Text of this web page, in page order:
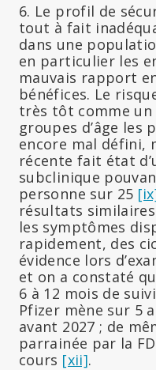
6. Le profil de
tout à fait
dans une
en particulier les
mauvais rapport
bénéfices. Le
très tôt comme un
groupes d’âge les
encore mal défini,
récente fait état
subclinique
personne sur 25
résultats
les symptômes
rapidement, des
évidence lors
et on a constaté
6 à 12 mois de suivi
Pfizer mène sur 5
avant 2027 ; de
parrainée par la
cours [xii].